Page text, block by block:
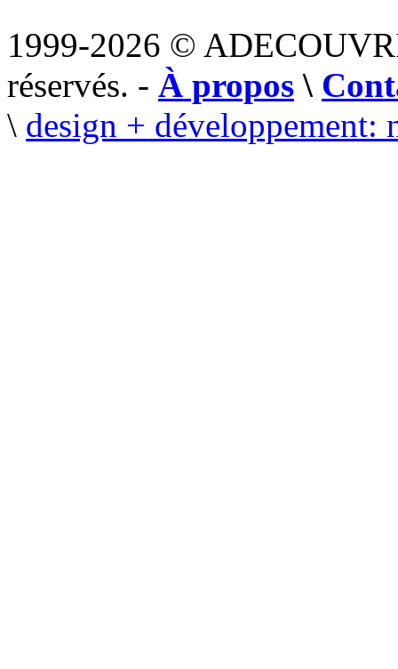
1999-2026 ©
réservés. - À propos \
\ design + développement: